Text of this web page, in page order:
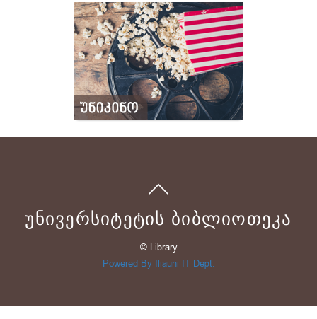
ᲣᲜᲘᲕᲔᲠᲡᲘᲢᲔᲢᲘᲡ ᲑᲘᲑᲚᲘᲝᲗᲔᲙᲐ
© Library
Powered By Iliauni IT Dept.